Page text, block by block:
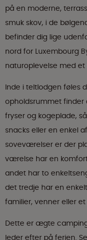
på en moderne,
smuk skov, i de
befinder dig lige
nord for Luxembourg
naturoplevelse med
Inde i teltlodgen føles
opholdsrummet finder
fryser og kogeplade,
snacks eller en enkel
soveværelser er der
værelse har en
andet har to
det tredje har en
familier, venner eller
Dette er ægte
leder efter på ferien.